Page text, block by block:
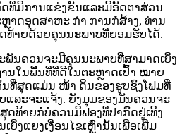
ດທີ່ມີການແຂ່ງຂັນແລະມີອັດຕາສ່ວນ
າດອຸດສາຫະ ກຳ ການກໍ່ສ້າງ, ທ່ານ
ທ້າຍດ້ວຍຄຸນນະພາບທີ່ຍອມຮັບໄດ້.
ພັນຄວນຈະມີຄຸນນະພາບທີ່ສາມາດເບິ່ງ
ນໃນພື້ນທີ່ທີ່ດີໃນຕະຫຼາດເປົ້າ ໝາຍ
ນທີ່ສຸດແມ່ນ ໜ້າ ດິນຂອງຮູບຊົງໂຟມທີ່
ແລະຈະແຈ້ງ. ຍັງມຸມຂອງມັນຄວນຈະ
ດທ້າຍກໍ່ບໍ່ຄວນມີຟອງທີ່ປາກົດຢູ່ເທິງ
ງແຍງເງື່ອນໄຂເຫຼົ່ານັ້ນເພື່ອເພີ່ມ